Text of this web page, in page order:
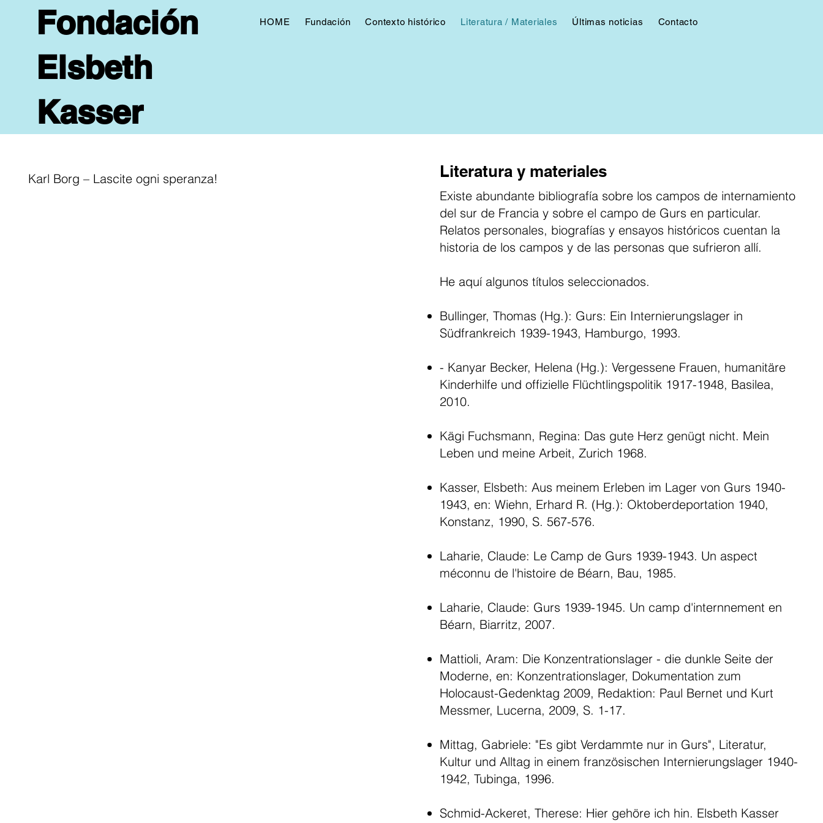
Fondación
Elsbeth
Kasser
HOME Fundación Contexto histórico Literatura / Materiales Últimas noticias Contacto
Karl Borg – Lascite ogni speranza! Literatura y materiales
Existe abundante bibliografía sobre los campos de internamiento
del sur de Francia y sobre el campo de Gurs en particular.
Relatos personales, biografías y ensayos históricos cuentan la
historia de los campos y de las personas que sufrieron allí.
He aquí algunos títulos seleccionados.
Bullinger, Thomas (Hg.): Gurs: Ein Internierungslager in
Südfrankreich 1939-1943, Hamburgo, 1993.
- Kanyar Becker, Helena (Hg.): Vergessene Frauen, humanitäre
Kinderhilfe und offizielle Flüchtlingspolitik 1917-1948, Basilea,
2010.
Kägi Fuchsmann, Regina: Das gute Herz genügt nicht. Mein
Leben und meine Arbeit, Zurich 1968.
Kasser, Elsbeth: Aus meinem Erleben im Lager von Gurs 1940-
1943, en: Wiehn, Erhard R. (Hg.): Oktoberdeportation 1940,
Konstanz, 1990, S. 567-576.
Laharie, Claude: Le Camp de Gurs 1939-1943. Un aspect
méconnu de l'histoire de Béarn, Bau, 1985.
Laharie, Claude: Gurs 1939-1945. Un camp d'internnement en
Béarn, Biarritz, 2007.
Mattioli, Aram: Die Konzentrationslager - die dunkle Seite der
Moderne, en: Konzentrationslager, Dokumentation zum
Holocaust-Gedenktag 2009, Redaktion: Paul Bernet und Kurt
Messmer, Lucerna, 2009, S. 1-17.
Mittag, Gabriele: "Es gibt Verdammte nur in Gurs", Literatur,
Kultur und Alltag in einem französischen Internierungslager 1940-
1942, Tubinga, 1996.
Schmid-Ackeret, Therese: Hier gehöre ich hin. Elsbeth Kasser